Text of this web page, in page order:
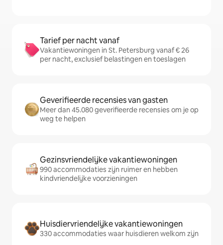
Tarief per nacht vanaf
Vakantiewoningen in St. Petersburg vanaf € 26
per nacht, exclusief belastingen en toeslagen
Geverifieerde recensies van gasten
Meer dan 45.080 geverifieerde recensies om je op
weg te helpen
Gezinsvriendelijke vakantiewoningen
990 accommodaties zijn ruimer en hebben
kindvriendelijke voorzieningen
Huisdiervriendelijke vakantiewoningen
330 accommodaties waar huisdieren welkom zijn